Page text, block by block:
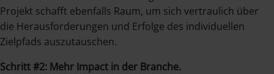
Projekt schafft ebenfalls Raum, um sich vertraulich über
die Herausforderungen und Erfolge des individuellen
Zielpfads auszutauschen.
Schritt #2: Mehr Impact in der Branche.